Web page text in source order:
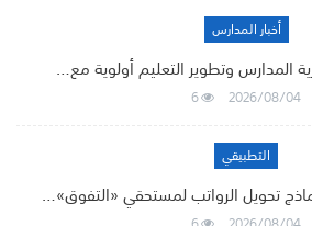
أخبار المدارس
المدارس وتطوير التعليم أولوية مع…
2026/08/04
6
التطبيقي
تحويل الرواتب لمستحقي «التفوق»…